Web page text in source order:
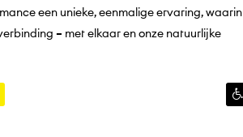
een unieke, eenmalige ervaring, waarin
– met elkaar en onze natuurlijke